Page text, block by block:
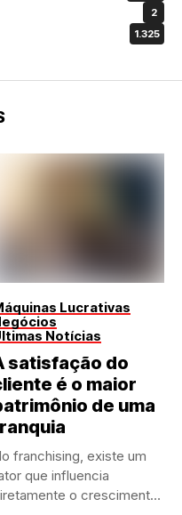
2
1.325
Lucrativas
Notícias
satisfação do
é o maior
de uma
franchising, existe um
que influencia
o crescimento